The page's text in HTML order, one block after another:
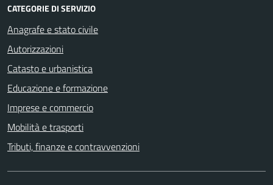
CATEGORIE DI SERVIZIO
Anagrafe e stato civile
Autorizzazioni
Catasto e urbanistica
Educazione e formazione
Imprese e commercio
Mobilità e trasporti
Tributi, finanze e contravvenzioni